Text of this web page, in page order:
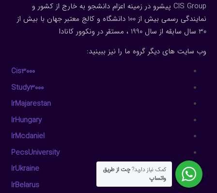
CIS Group پیشرو در زمینه اعزام دانشجو به خارج از کشور و
نمایندگی رسمی بیش از 100 دانشگاه و کالج معتبر جهان با بیش از
30 سال سابقه از سال 1990 ، مستقر در ونکوور کانادا
وب سایت های دیگر گروه ما را نیز ببینید:
Cis3000
Study3000
IrMajarestan
IrHungary
IrMcdaniel
PecsUniversity
IrUkraine
IrBelarus
کمک نیاز دارید?چت از طریق
واتساپ